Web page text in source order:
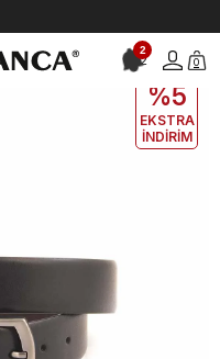
2
2 0
EKLE5
%5
EKSTRA
İNDİRİM